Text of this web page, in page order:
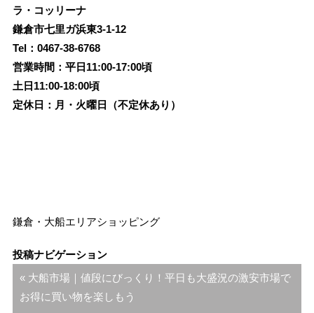
ラ・コッリーナ
鎌倉市七里ガ浜東3-1-12
Tel：0467-38-6768
営業時間：平日11:00-17:00頃
土日11:00-18:00頃
定休日：月・火曜日（不定休あり）
鎌倉・大船エリアショッピング
投稿ナビゲーション
« 大船市場｜値段にびっくり！平日も大盛況の激安市場で
お得に買い物を楽しもう